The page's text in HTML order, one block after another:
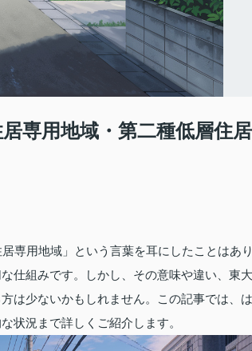
専用地域・第二種低層住居
専用地域」という言葉を耳にしたことはあ
仕組みです。しかし、その意味や違い、東大
は少ないかもしれません。この記事では、は
状況まで詳しくご紹介します。